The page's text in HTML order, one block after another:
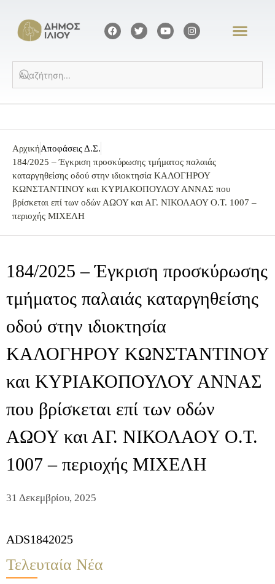
ΑρχικήΑποφάσεις Δ.Σ.
184/2025 – Έγκριση προσκύρωσης τμήματος παλαιάς
καταργηθείσης οδού στην ιδιοκτησία ΚΑΛΟΓΗΡΟΥ
ΚΩΝΣΤΑΝΤΙΝΟΥ και ΚΥΡΙΑΚΟΠΟΥΛΟΥ ΑΝΝΑΣ που
βρίσκεται επί των οδών ΑΩΟΥ και ΑΓ. ΝΙΚΟΛΑΟΥ Ο.Τ. 1007 –
περιοχής ΜΙΧΕΛΗ
184/2025 – Έγκριση προσκύρωσης
τμήματος παλαιάς καταργηθείσης
οδού στην ιδιοκτησία
ΚΑΛΟΓΗΡΟΥ ΚΩΝΣΤΑΝΤΙΝΟΥ
και ΚΥΡΙΑΚΟΠΟΥΛΟΥ ΑΝΝΑΣ
που βρίσκεται επί των οδών
ΑΩΟΥ και ΑΓ. ΝΙΚΟΛΑΟΥ Ο.Τ.
1007 – περιοχής ΜΙΧΕΛΗ
31 Δεκεμβρίου, 2025
ADS1842025
Τελευταία Νέα